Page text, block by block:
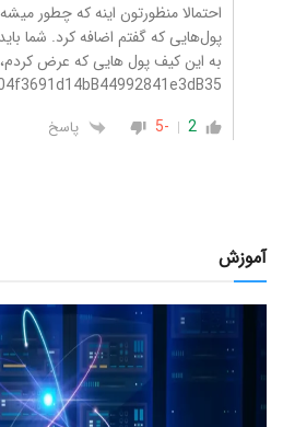
احتمالا منظورتون اینه که چطور
پول‌هایی که گفتم اضافه کرد. شما
به این کیف پول هایی که عرض
2
-5 پاسخ
آموزش